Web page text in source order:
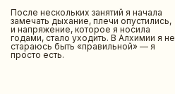
После нескольких занятий я начала
замечать дыхание, плечи опустились,
и напряжение, которое я носила
годами, стало уходить. В Алхимии я не
стараюсь быть «правильной» — я
просто есть.